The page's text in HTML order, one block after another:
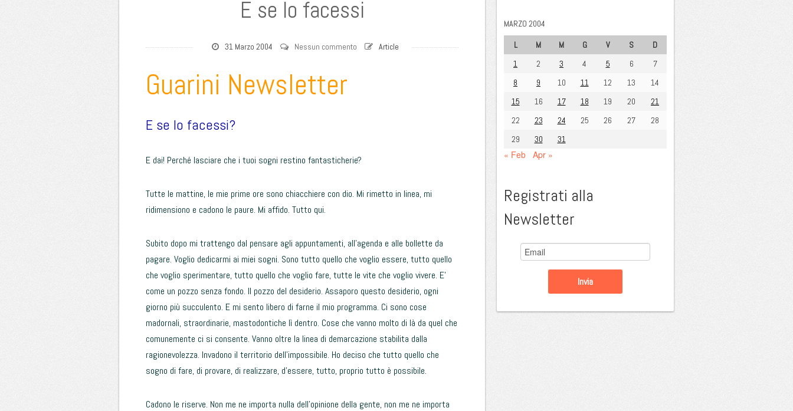
E se lo facessi
31 Marzo 2004 Nessun commento Article
Guarini Newsletter
E se lo facessi?
E dai! Perché lasciare che i tuoi sogni restino fantasticherie?
Tutte le mattine, le mie prime ore sono chiacchiere con dio. Mi rimetto in linea, mi
ridimensiono e cadono le paure. Mi affido. Tutto qui.
Subito dopo mi trattengo dal pensare agli appuntamenti, all’agenda e alle bollette da
pagare. Voglio dedicarmi ai miei sogni. Sono tutto quello che voglio essere, tutto quello
che voglio sperimentare, tutto quello che voglio fare, tutte le vite che voglio vivere. E’
come un pozzo senza fondo. Il pozzo del desiderio. Assaporo questo desiderio, ogni
giorno più succulento. E mi sento libero di farne il mio programma. Ci sono cose
madornali, straordinarie, mastodontiche lì dentro. Cose che vanno molto di là da quel che
comunemente ci si consente. Vanno oltre la linea di demarcazione stabilita dalla
ragionevolezza. Invadono il territorio dell’impossibile. Ho deciso che tutto quello che
sogno di fare, di provare, di realizzare, d’essere, tutto, proprio tutto è possibile.
Cadono le riserve. Non me ne importa nulla dell’opinione della gente, non me ne importa
MARZO 2004
L
M M G V S
D
1
2 3 4 5 6
7
8
9 10 11 12 13
14
15
16 17 18 19 20
21
22
23 24 25 26 27
28
29
30 31
« Feb Apr »
Registrati alla
Newsletter